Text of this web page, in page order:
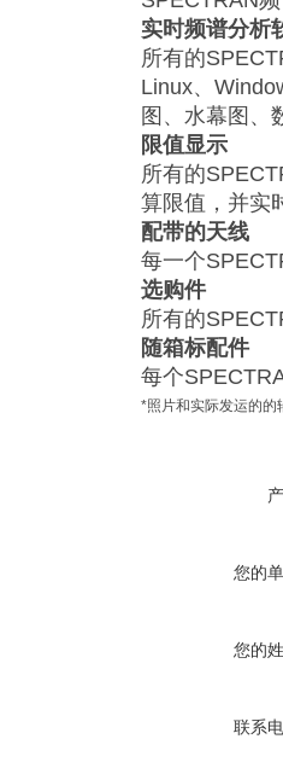
实时频谱分析
所有的
Linux、
图、水幕图、
限值显示
所有的
算限值，并实
配带的天线
每一个
选购件
所有的
随箱标配件
每个
*照片和实际发运的的
您的
您的
联系